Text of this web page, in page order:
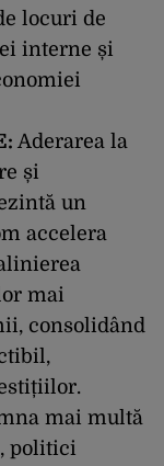
locuri de
interne și
Aderarea la
și
un
accelera
mai
consolidând
mai multă
politici